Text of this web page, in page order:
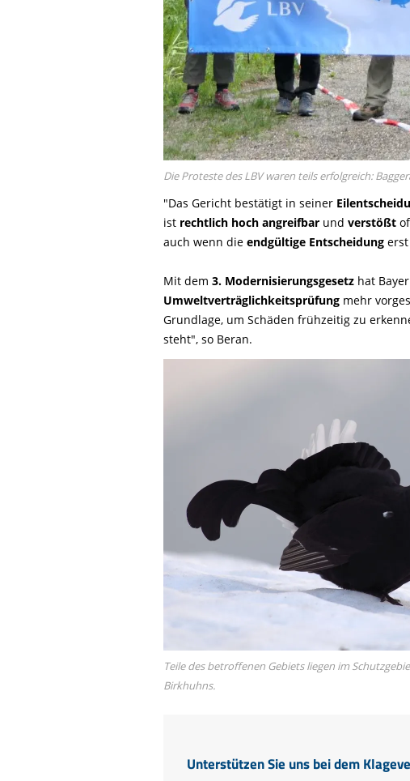
Die Proteste des LBV waren teils erfolgreich:
"Das Gericht bestätigt in seiner
ist rechtlich hoch angreifbar und verstößt
auch wenn die endgültige Entscheidung
Mit dem 3. Modernisierungsgesetz hat
Umweltverträglichkeitsprüfung mehr
Grundlage, um Schäden frühzeitig zu
steht", so Beran.
Teile des betroffenen Gebiets liegen im
Birkhuhns.
Unterstützen Sie uns bei dem